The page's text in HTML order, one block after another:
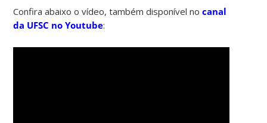
Confira abaixo o vídeo, também disponível nocanal
da UFSC no Youtube: